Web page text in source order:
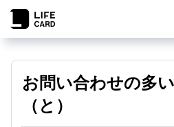
お問い合わせの多
（と）